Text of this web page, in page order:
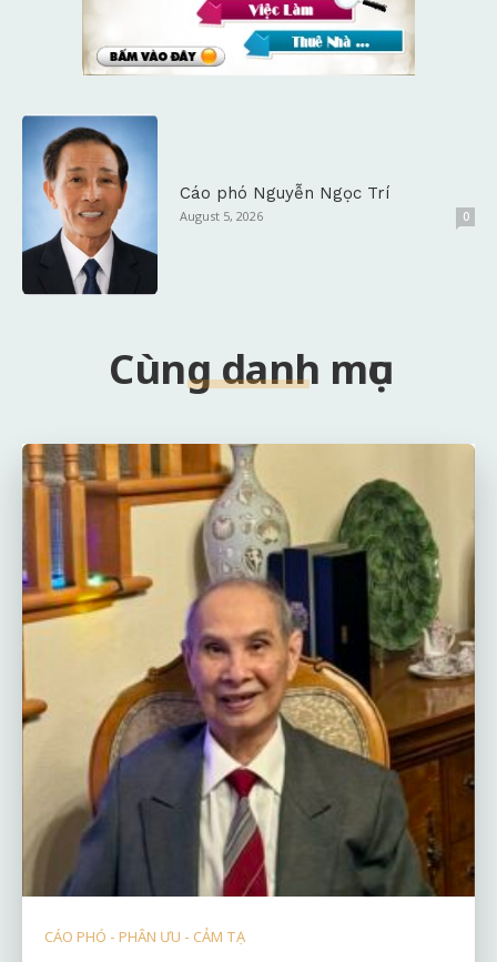
Cáo phó Nguyễn Ngọc Trí
August 5, 2026 0
Cùng danh mục
CÁO PHÓ - PHÂN ƯU - CẢM TẠ